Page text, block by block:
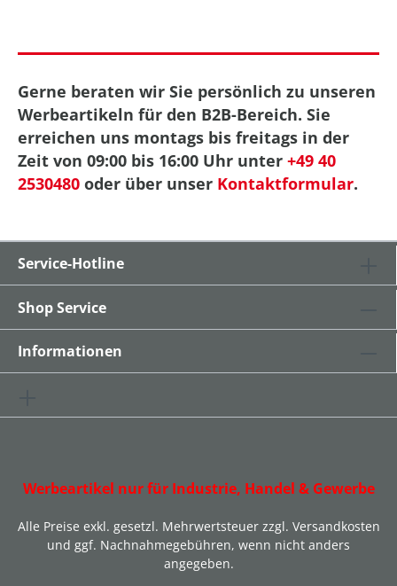
Gerne beraten wir Sie persönlich zu unseren
Werbeartikeln für den B2B-Bereich. Sie
erreichen uns montags bis freitags in der
Zeit von 09:00 bis 16:00 Uhr unter +49 40
2530480 oder über unser Kontaktformular.
Service-Hotline
Shop Service
Informationen
Werbeartikel nur für Industrie, Handel & Gewerbe
Alle Preise exkl. gesetzl. Mehrwertsteuer zzgl. Versandkosten
und ggf. Nachnahmegebühren, wenn nicht anders
angegeben.